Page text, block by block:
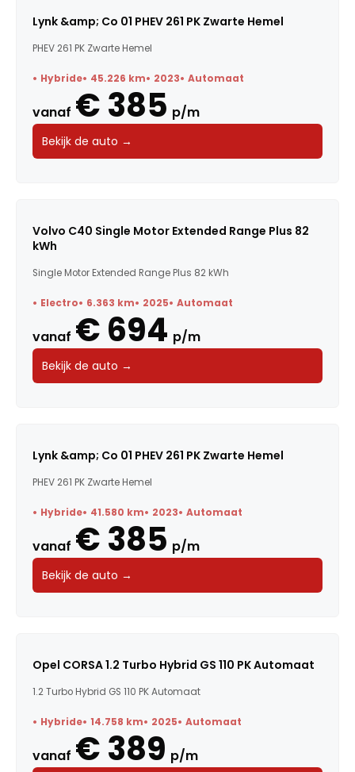
Lynk &amp; Co 01 PHEV 261 PK Zwarte Hemel
PHEV 261 PK Zwarte Hemel
Hybride 45.226 km 2023 Automaat
vanaf € 385 p/m
Bekijk de auto →
Volvo C40 Single Motor Extended Range Plus 82
kWh
Single Motor Extended Range Plus 82 kWh
Electro 6.363 km 2025 Automaat
vanaf € 694 p/m
Bekijk de auto →
Lynk &amp; Co 01 PHEV 261 PK Zwarte Hemel
PHEV 261 PK Zwarte Hemel
Hybride 41.580 km 2023 Automaat
vanaf € 385 p/m
Bekijk de auto →
Opel CORSA 1.2 Turbo Hybrid GS 110 PK Automaat
1.2 Turbo Hybrid GS 110 PK Automaat
Hybride 14.758 km 2025 Automaat
vanaf € 389 p/m